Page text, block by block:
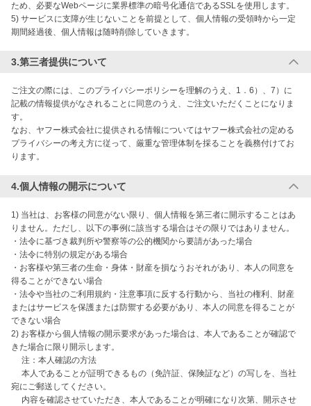
ため、必要なWebページに業界標準の暗号化通信であるSSLを使用します。
5) サービスに支障が生じないことを前提として、個人情報の受領時から一定
3.第三者提供について
ご注文の際には、このプライバシーポリシーを理解のうえ、1．6）、7）に
記載の情報提供がなされることに同意のうえ、ご注文いただくことになりま
す。
なお、ヤフー株式会社に提供される情報についてはヤフー株式会社の定める
プライバシーの考え方に従って、厳重な管理体制を採ることを義務付けてお
ります。
4.個人情報の開示について
1) 当社は、お客様の同意がない限り、個人情報を第三者に開示することはあ
りません。ただし、以下の事例に該当する場合はその限りではありません。
・法令に基づき裁判所や警察等の公的機関から要請があった場合
・法令に特別の規定がある場合
・お客様や第三者の生命・身体・財産を損なうおそれがあり、本人の同意を
得ることができない場合
・法令や当社のご利用規約・注意事項に反する行動から、当社の権利、財産
またはサービスを保護または防禦する必要があり、本人の同意を得ることが
できない場合
2) お客様から個人情報の開示要求があった場合は、本人であることが確認で
きた場合に限り開示します。
注：本人確認の方法
本人であることが証明できるもの（免許証、保険証など）の写しを、当社
宛にご郵送してください。
内容を確認させていただき、本人であることが明確になり次第、開示させ